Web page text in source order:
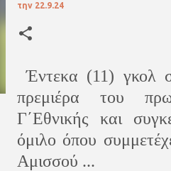
την 22.9.24
Έντεκα (11) γκολ
πρεμιέρα του
Γ΄Εθνικής και
όμιλο όπου
Αμισσού ...